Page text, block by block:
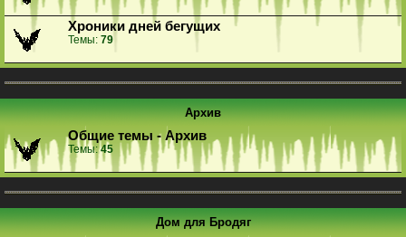
Хроники дней бегущих
Темы: 79
Архив
Общие темы - Архив
Темы:45
Дом для Бродяг